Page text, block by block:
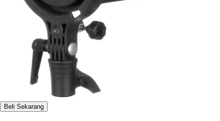
Beli Sekarang